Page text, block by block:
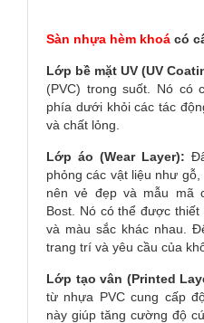
Sàn nhựa hèm khoá có
Lớp bề mặt UV (UV
(PVC) trong suốt. Nó có
phía dưới khỏi các tác
và chất lỏng.
Lớp áo (Wear Layer):
phỏng các vật liệu như
nên vẻ đẹp và mẫu mã
Bost. Nó có thể được
và màu sắc khác nhau.
trang trí và yêu cầu của
Lớp tạo vân (Printed
từ nhựa PVC cung cấp
này giúp tăng cường độ